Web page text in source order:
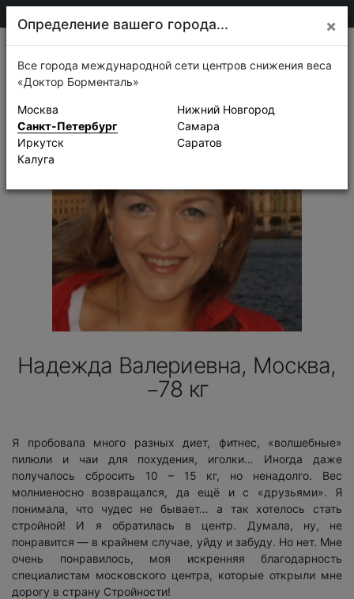
Истории успеха
Надежда Валериевна, Москва,
−78 кг
Я пробовала много разных диет, фитнес, «волшебные»
пилюли и чаи для похудения, иголки… Иногда даже
получалось сбросить 10 – 15 кг, но ненадолго. Вес
молниеносно возвращался, да ещё и с «друзьями». Я
понимала, что чудес не бывает… а так хотелось стать
стройной! И я обратилась в центр. Думала, ну, не
понравится — в крайнем случае, уйду и забуду. Но нет. Мне
очень понравилось, моя искренняя благодарность
специалистам московского центра, которые открыли мне
дорогу в страну Стройности!
Определение вашего города... ×
Все города международной сети центров снижения веса
«Доктор Борменталь»
Москва
Санкт-Петербург
Иркутск
Калуга
Нижний Новгород
Самара
Саратов